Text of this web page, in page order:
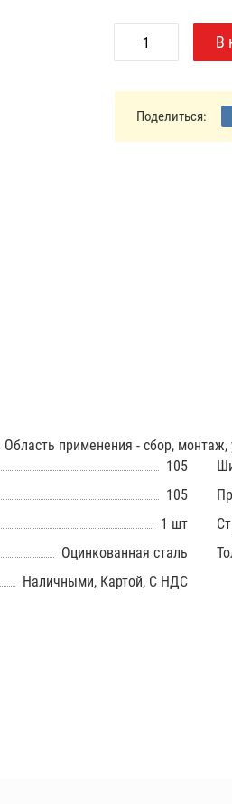
Поделиться:
применения - сбор,
105
105
1 шт
Оцинкованная сталь
Наличными, Картой, С НДС